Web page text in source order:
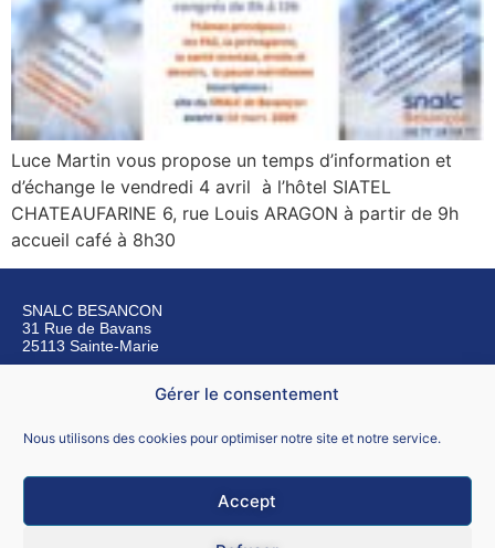
Gérer le consentement
Nous utilisons des cookies pour optimiser notre site et notre service.
Accept
Luce Martin vous propose un temps d’information et
d’échange le vendredi 4 avril à l’hôtel SIATEL
CHATEAUFARINE 6, rue Louis ARAGON à partir de 9h
accueil café à 8h30
SNALC BESANCON
31 Rue de Bavans
25113 Sainte-Marie